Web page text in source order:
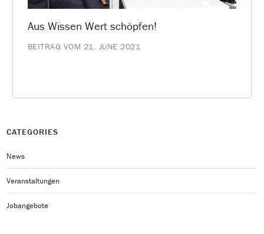
Aus Wissen Wert schöpfen!
BEITRAG VOM 21. JUNE 2021
CATEGORIES
News
Veranstaltungen
Jobangebote